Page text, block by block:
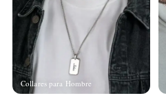
Collares para Hombre